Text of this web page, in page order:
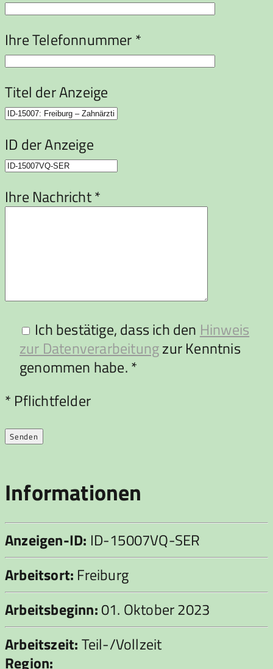
Ihre Telefonnummer *
Titel der Anzeige
ID der Anzeige
Ihre Nachricht *
Ich bestätige, dass ich den Hinweis
zur Datenverarbeitungzur Kenntnis
genommen habe. *
Bitte lasse dieses Feld leer.
* Pflichtfelder
Informationen
Anzeigen-ID: ID-15007VQ-SER
Arbeitsort: Freiburg
Arbeitsbeginn:01. Oktober 2023
Arbeitszeit:Teil-/Vollzeit
Region: